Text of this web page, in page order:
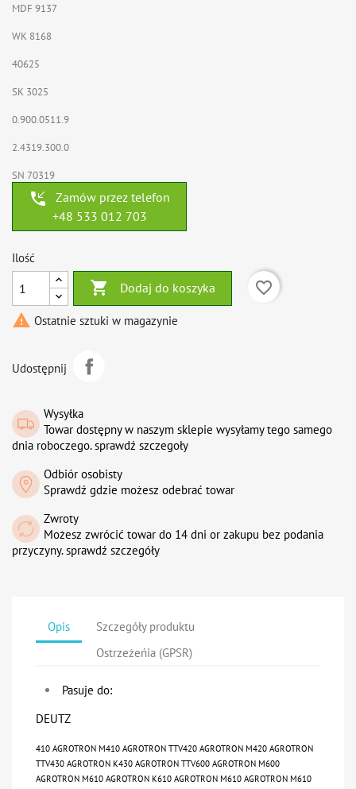
MDF 9137
WK 8168
40625
SK 3025
0.900.0511.9
2.4319.300.0
SN 70319
phone_callback
Zamów przez telefon
+48 533 012 703
Ilość
 Dodaj do koszyka
favorite_border
 Ostatnie sztuki w magazynie
Udostępnij
Wysyłka
Towar dostępny w naszym sklepie wysyłamy tego samego
dnia roboczego. sprawdź szczegoły
Odbiór osobisty
Sprawdź gdzie możesz odebrać towar
Zwroty
Możesz zwrócić towar do 14 dni or zakupu bez podania
przyczyny. sprawdź szczegóły
Opis
Szczegóły produktu
Ostrzeżeńia (GPSR)
Pasuje do:
DEUTZ
410 AGROTRON M410 AGROTRON TTV420 AGROTRON M420 AGROTRON
TTV430 AGROTRON K430 AGROTRON TTV600 AGROTRON M600
AGROTRON M610 AGROTRON K610 AGROTRON M610 AGROTRON M610